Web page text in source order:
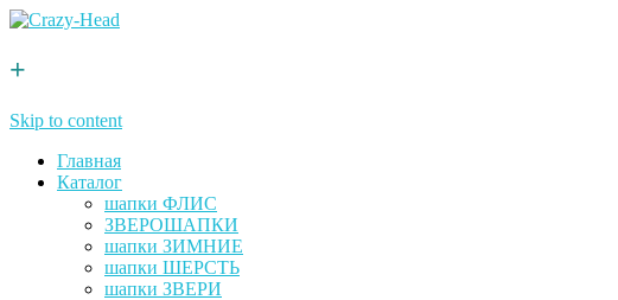
+
Skip to content
Главная
Каталог
шапки ФЛИС
ЗВЕРОШАПКИ
шапки ЗИМНИЕ
шапки ШЕРСТЬ
шапки ЗВЕРИ